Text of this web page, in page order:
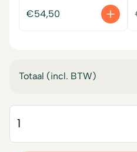
€54,50
Totaal (incl. BTW)